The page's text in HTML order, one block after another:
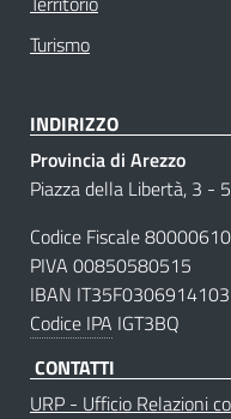
Turismo
INDIRIZZO
Provincia di Arezzo
Piazza della Libertà, 3 -
Codice Fiscale
PIVA 00850580515
IBAN
Codice IPA IGT3BQ
CONTATTI
URP - Ufficio Relazioni